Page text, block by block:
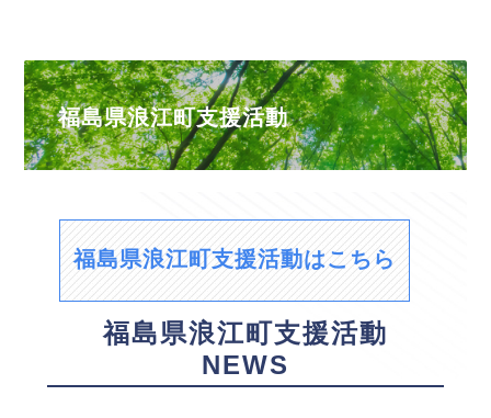
福島県浪江町支援活動
福島県浪江町支援活動はこちら
福島県浪江町支援活動
NEWS